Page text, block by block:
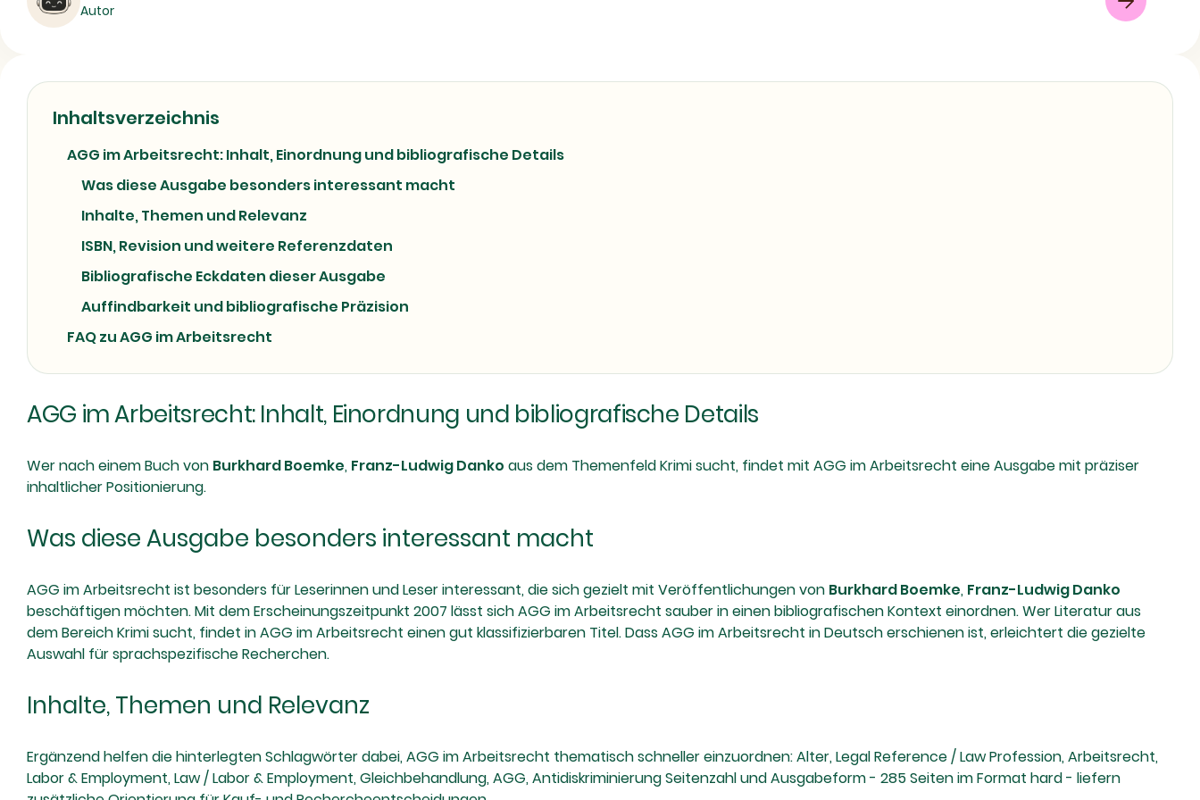
Legal Reference / Law Profession
Autor
Inhaltsverzeichnis
AGG im Arbeitsrecht: Inhalt, Einordnung und bibliografische Details
Was diese Ausgabe besonders interessant macht
Inhalte, Themen und Relevanz
ISBN, Revision und weitere Referenzdaten
Bibliografische Eckdaten dieser Ausgabe
Auffindbarkeit und bibliografische Präzision
FAQ zu AGG im Arbeitsrecht
AGG im Arbeitsrecht: Inhalt, Einordnung und bibliografische Details
Wer nach einem Buch von Burkhard Boemke, Franz-Ludwig Danko aus dem Themenfeld Krimi sucht, findet mit AGG im Arbeitsrecht eine Ausgabe mit präziser
inhaltlicher Positionierung.
Was diese Ausgabe besonders interessant macht
AGG im Arbeitsrecht ist besonders für Leserinnen und Leser interessant, die sich gezielt mit Veröffentlichungen von Burkhard Boemke, Franz-Ludwig Danko
beschäftigen möchten. Mit dem Erscheinungszeitpunkt 2007 lässt sich AGG im Arbeitsrecht sauber in einen bibliografischen Kontext einordnen. Wer Literatur aus
dem Bereich Krimi sucht, findet in AGG im Arbeitsrecht einen gut klassifizierbaren Titel. Dass AGG im Arbeitsrecht in Deutsch erschienen ist, erleichtert die gezielte
Auswahl für sprachspezifische Recherchen.
Inhalte, Themen und Relevanz
Ergänzend helfen die hinterlegten Schlagwörter dabei, AGG im Arbeitsrecht thematisch schneller einzuordnen: Alter, Legal Reference / Law Profession, Arbeitsrecht,
Labor & Employment, Law / Labor & Employment, Gleichbehandlung, AGG, Antidiskriminierung Seitenzahl und Ausgabeform - 285 Seiten im Format hard - liefern